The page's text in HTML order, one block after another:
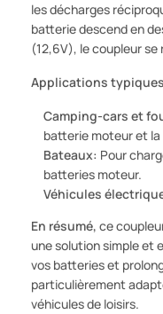
les décharges
batterie descend en
(12,6V), le coupleur
Applications
Camping-cars et
batterie moteur et
Bateaux: Pour
batteries moteur.
Véhicules
En résumé, ce
une solution simple et
vos batteries et
particulièrement
véhicules de loisirs.